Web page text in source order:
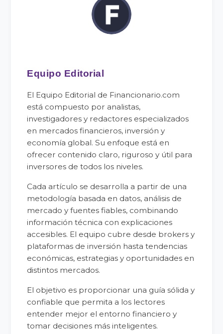
Equipo Editorial
El Equipo Editorial de Financionario.com
está compuesto por analistas,
investigadores y redactores especializados
en mercados financieros, inversión y
economía global. Su enfoque está en
ofrecer contenido claro, riguroso y útil para
inversores de todos los niveles.
Cada artículo se desarrolla a partir de una
metodología basada en datos, análisis de
mercado y fuentes fiables, combinando
información técnica con explicaciones
accesibles. El equipo cubre desde brokers y
plataformas de inversión hasta tendencias
económicas, estrategias y oportunidades en
distintos mercados.
El objetivo es proporcionar una guía sólida y
confiable que permita a los lectores
entender mejor el entorno financiero y
tomar decisiones más inteligentes.